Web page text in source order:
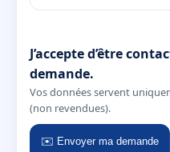
J’accepte d’être
demande.
Vos données servent
(non revendues).
✉️ Envoyer ma demande